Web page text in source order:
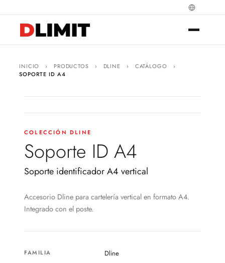
INICIO › PRODUCTOS › DLINE › CATÁLOGO
›
SOPORTE ID A4
COLECCIÓN DLINE
Soporte ID A4
Soporte identificador A4 vertical
Accesorio Dline para cartelería vertical en formato A4.
Integrado con el poste.
FAMILIA Dline